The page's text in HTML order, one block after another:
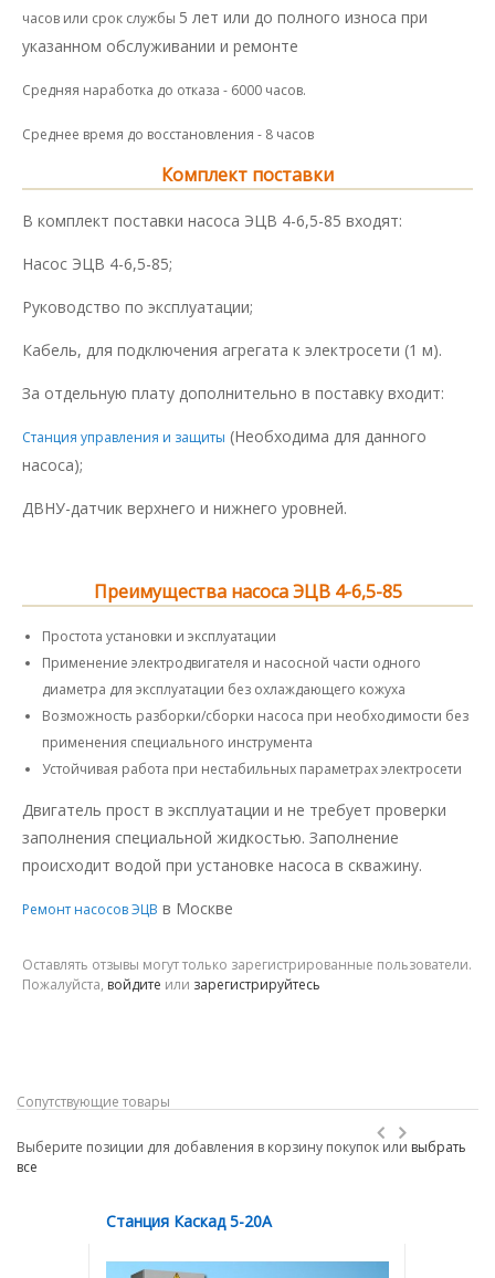
часов или срок службы 5 лет или до полного износа при
указанном обслуживании и ремонте
Средняя наработка до отказа - 6000 часов.
Среднее время до восстановления - 8 часов
Комплект поставки
В комплект поставки насоса ЭЦВ 4-6,5-85 входят:
Насос ЭЦВ 4-6,5-85;
Руководство по эксплуатации;
Кабель, для подключения агрегата к электросети (1 м).
За отдельную плату дополнительно в поставку входит:
Станция управления и защиты (Необходима для данного
насоса);
ДВНУ-датчик верхнего и нижнего уровней.
Преимущества насоса ЭЦВ 4-6,5-85
Простота установки и эксплуатации
Применение электродвигателя и насосной части одного
диаметра для эксплуатации без охлаждающего кожуха
Возможность разборки/сборки насоса при необходимости без
применения специального инструмента
Устойчивая работа при нестабильных параметрах электросети
Двигатель прост в эксплуатации и не требует проверки
заполнения специальной жидкостью. Заполнение
происходит водой при установке насоса в скважину.
Ремонт насосов ЭЦВ в Москве
Оставлять отзывы могут только зарегистрированные пользователи.
Пожалуйста, войдите или зарегистрируйтесь
Сопутствующие товары
Выберите позиции для добавления в корзину покупок или выбрать
все
Станция Каскад 5-20А